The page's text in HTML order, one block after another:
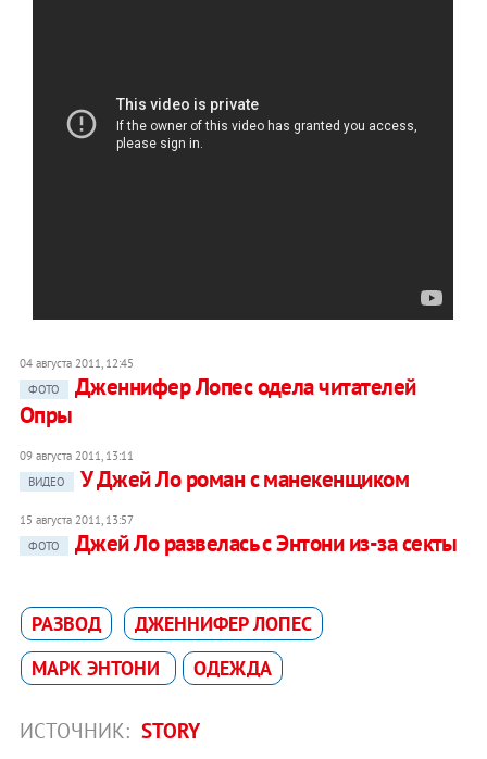
04 августа 2011, 12:45
ФОТО
Дженнифер Лопес одела читателей
Опры
09 августа 2011, 13:11
ВИДЕО
У Джей Ло роман с манекенщиком
15 августа 2011, 13:57
ФОТО
Джей Ло развелась с Энтони из-за секты
РАЗВОД
ДЖЕННИФЕР ЛОПЕС
МАРК ЭНТОНИ
ОДЕЖДА
ИСТОЧНИК: STORY